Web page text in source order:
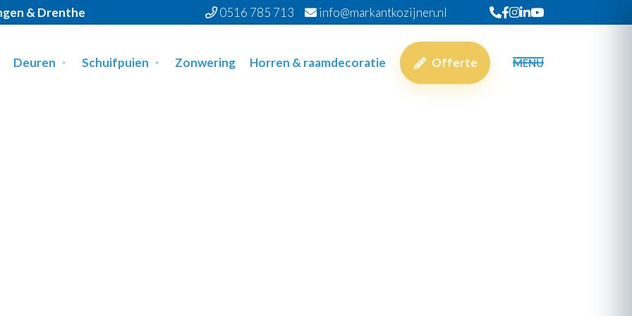
& Drenthe 0516 785 713
info@markantkozijnen.nl
Deuren Schuifpuien Zonwering Horren & raamdecoratie Offerte MENU